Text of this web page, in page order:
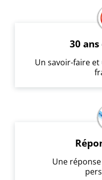
30
Un savoir-faire
Une